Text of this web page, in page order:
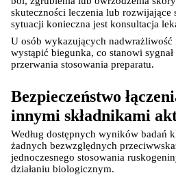
skuteczności leczenia lub rozwijające
sytuacji konieczna jest konsultacja
U osób wykazujących nadwrażliwość
wystąpić biegunka, co stanowi
przerwania stosowania preparatu.
Bezpieczeństwo
innymi składnikami
Według dostępnych wyników badań
żadnych bezwzględnych
jednoczesnego stosowania
działaniu biologicznym.